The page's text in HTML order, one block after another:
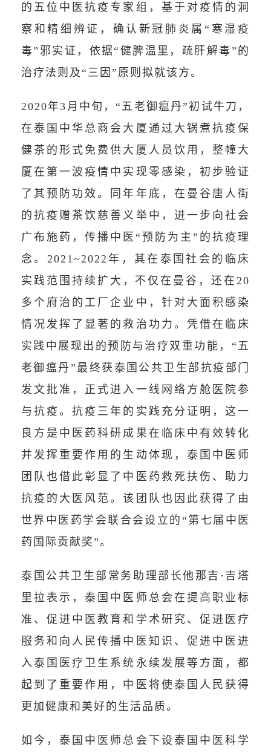
的五位中医抗疫专家组，基于对疫情的洞
察和精细辨证，确认新冠肺炎属“寒湿疫
毒”邪实证，依据“健脾温里，疏肝解毒”的
治疗法则及“三因”原则拟就该方。
2020年3月中旬，“五老御瘟丹”初试牛刀，
在泰国中华总商会大厦通过大锅煮抗疫保
健茶的形式免费供大厦人员饮用，整幢大
厦在第一波疫情中实现零感染，初步验证
了其预防功效。同年年底，在曼谷唐人街
的抗疫赠茶饮慈善义举中，进一步向社会
广布施药，传播中医“预防为主”的抗疫理
念。2021~2022年，其在泰国社会的临床
实践范围持续扩大，不仅在曼谷，还在20
多个府治的工厂企业中，针对大面积感染
情况发挥了显著的救治功力。凭借在临床
实践中展现出的预防与治疗双重功能，“五
老御瘟丹”最终获泰国公共卫生部抗疫部门
发文批准，正式进入一线网络方舱医院参
与抗疫。抗疫三年的实践充分证明，这一
良方是中医药科研成果在临床中有效转化
并发挥重要作用的生动体现，泰国中医师
团队也借此彰显了中医药救死扶伤、助力
抗疫的大医风范。该团队也因此获得了由
世界中医药学会联合会设立的“第七届中医
药国际贡献奖”。
泰国公共卫生部常务助理部长他那吉·吉塔
里拉表示，泰国中医师总会在提高职业标
准、促进中医教育和学术研究、促进医疗
服务和向人民传播中医知识、促进中医进
入泰国医疗卫生系统永续发展等方面，都
起到了重要作用，中医将使泰国人民获得
更加健康和美好的生活品质。
如今，泰国中医师总会下设泰国中医科学